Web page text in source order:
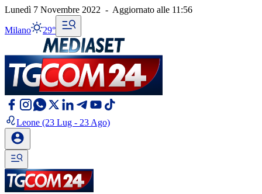
Lunedì 7 Novembre 2022 - Aggiornato alle 11:56
Milano 29°
Leone (23 Lug - 23 Ago)